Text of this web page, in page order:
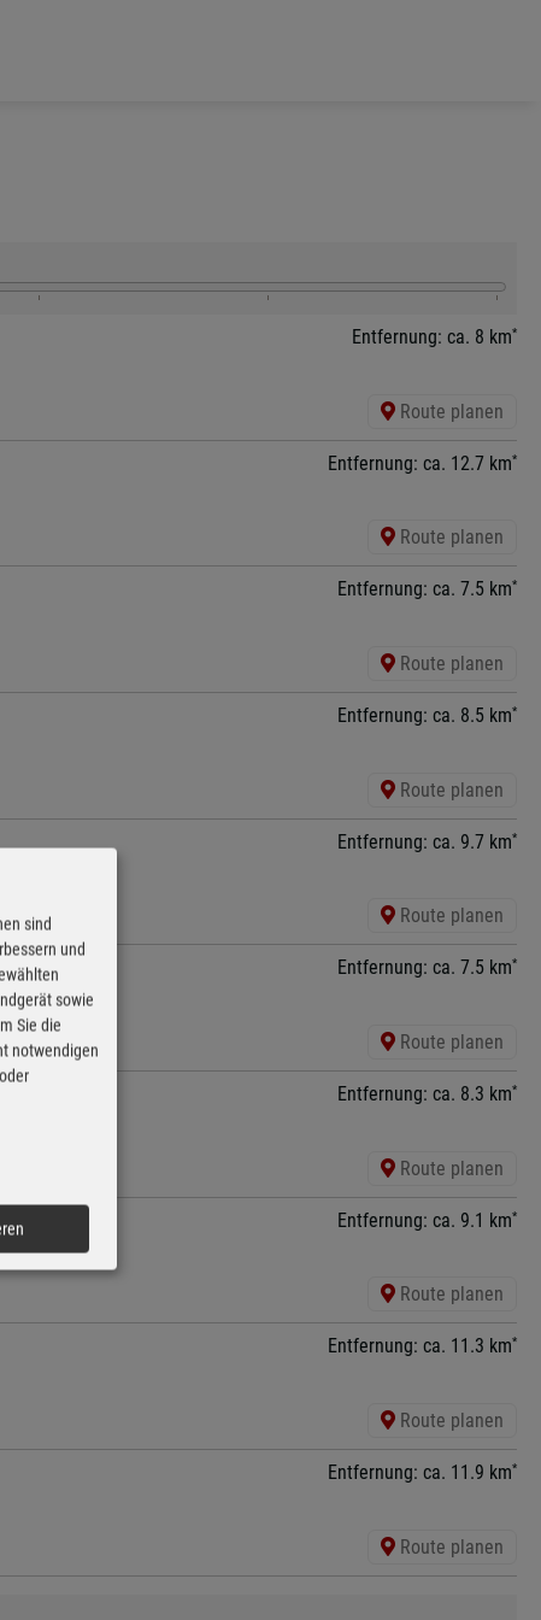
Entfernung: ca. 8 km*
Route planen
Entfernung: ca. 12.7 km*
Route planen
Entfernung: ca. 7.5 km*
Route planen
Entfernung: ca. 8.5 km*
Route planen
Entfernung: ca. 9.7 km*
Route planen
Entfernung: ca. 7.5 km*
Route planen
Entfernung: ca. 8.3 km*
Route planen
Entfernung: ca. 9.1 km*
Route planen
Entfernung: ca. 11.3 km*
Route planen
Entfernung: ca. 11.9 km*
Route planen
sind
und
sowie
Sie die
notwendigen